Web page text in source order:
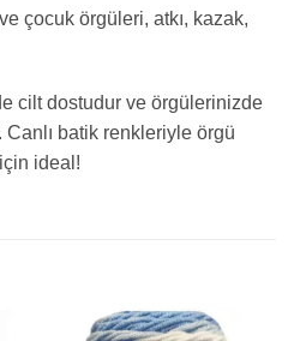
çocuk örgüleri, atkı, kazak,
cilt dostudur ve örgülerinizde
Canlı batik renkleriyle örgü
ideal!